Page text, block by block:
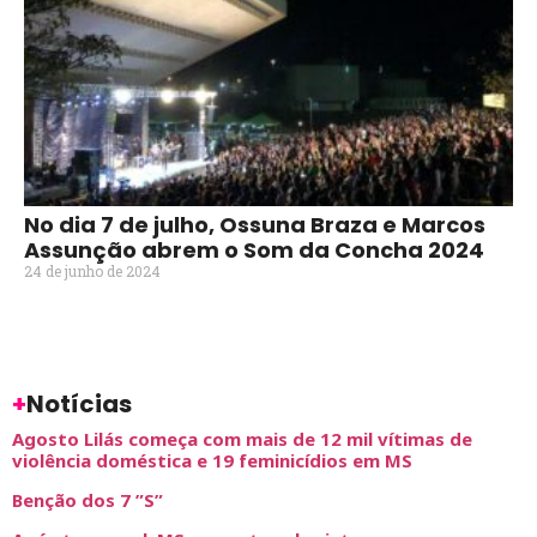
No dia 7 de julho, Ossuna Braza e Marcos
Assunção abrem o Som da Concha 2024
24 de junho de 2024
+Notícias
Agosto Lilás começa com mais de 12 mil vítimas de
violência doméstica e 19 feminicídios em MS
Benção dos 7 ”S”